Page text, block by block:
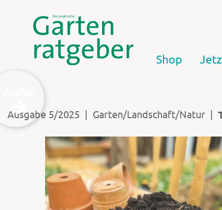
Shop
Ausgabe 5/2025 | Garten/Landschaft/Natur |